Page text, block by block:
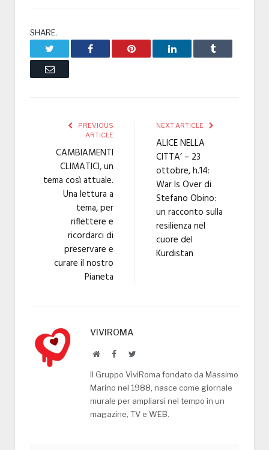
SHARE.
Facebook Pinterest LinkedIn Tumblr
Email
PREVIOUS
ARTICLE
CAMBIAMENTI
CLIMATICI, un
tema così attuale.
Una lettura a
tema, per
riflettere e
ricordarci di
preservare e
curare il nostro
Pianeta
NEXT ARTICLE
ALICE NELLA
CITTA’ – 23
ottobre, h.14:
War Is Over di
Stefano Obino:
un racconto sulla
resilienza nel
cuore del
Kurdistan
VIVIROMA
WebsiteFacebookTwitter
Il Gruppo ViviRoma fondato da Massimo
Marino nel 1988, nasce come giornale
murale per ampliarsi nel tempo in un
magazine, TV e WEB.